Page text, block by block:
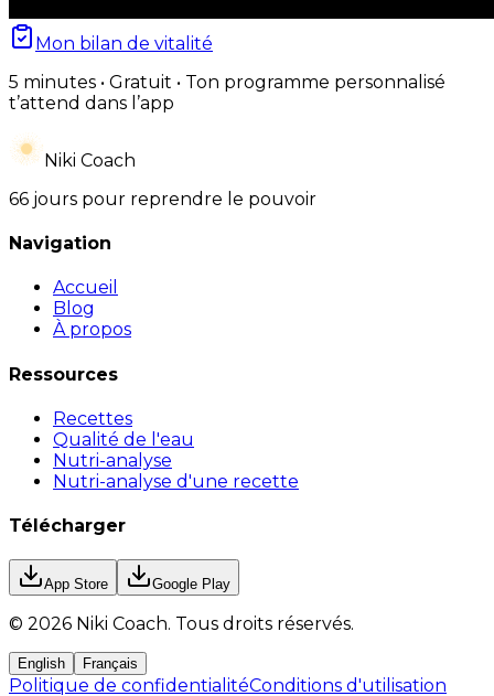
Mon bilan de vitalité
5 minutes • Gratuit • Ton programme personnalisé
t’attend dans l’app
Niki Coach
66 jours pour reprendre le pouvoir
Navigation
Accueil
Blog
À propos
Ressources
Recettes
Qualité de l'eau
Nutri-analyse
Nutri-analyse d'une recette
Télécharger
App Store Google Play
© 2026 Niki Coach. Tous droits réservés.
English Français
Politique de confidentialitéConditions d'utilisation